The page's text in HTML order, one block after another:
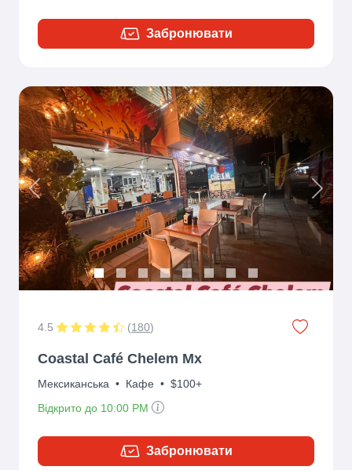
Забронювати
Previous Next
4.5 (180)
Coastal Café Chelem Mx
Мексиканська • Кафе • $100+
Відкрито до 10:00 PM
Забронювати